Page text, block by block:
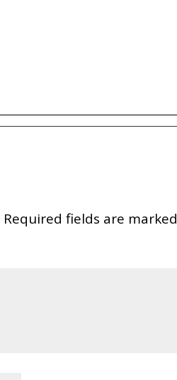
Required fields are marked